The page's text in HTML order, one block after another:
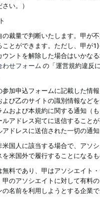
い。）
裁量で判断いたします。甲が
とができます。ただし、甲が
ントを解除した場合はいかな
わせフォーム の「運営規約違反
加申込フォームに記載した情
び乙のサイトの識別情報など
および本規約に関する通知（
アドレス宛てに送信すること
ドレスに送信された一切の通
国人に該当する場合で、アソ
米国外で履行することになる
料であり、甲はアソシエイト
のアソシエイトに対して有料
名前を利用しようとする企業